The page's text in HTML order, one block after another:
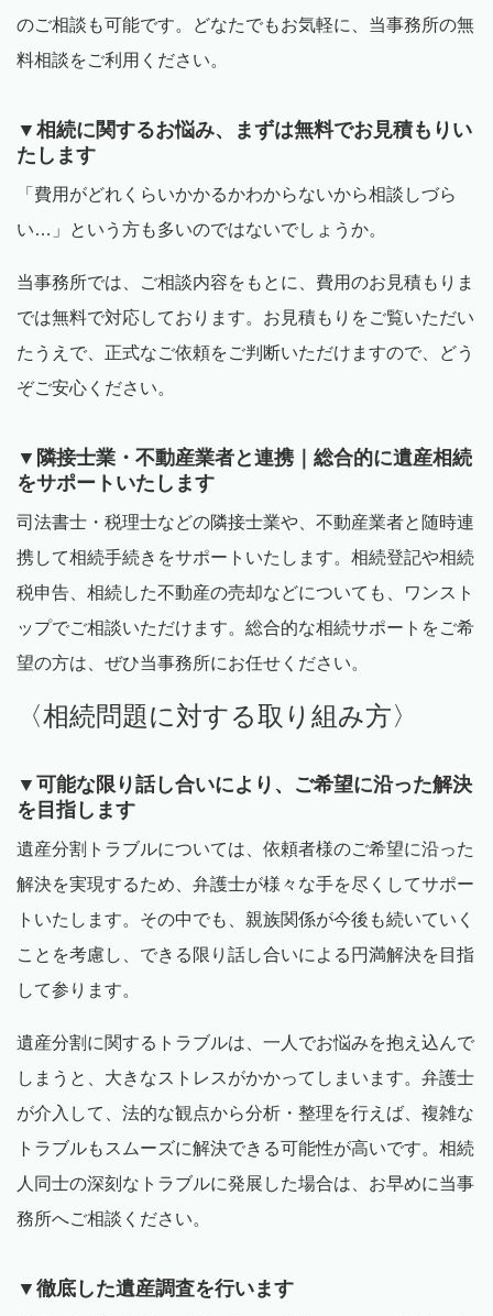
のご相談も可能です。どなたでもお気軽に、当事務所の無
料相談をご利用ください。
▼相続に関するお悩み、まずは無料でお見積もりい
たします
「費用がどれくらいかかるかわからないから相談しづら
い…」という方も多いのではないでしょうか。
当事務所では、ご相談内容をもとに、費用のお見積もりま
では無料で対応しております。お見積もりをご覧いただい
たうえで、正式なご依頼をご判断いただけますので、どう
ぞご安心ください。
▼隣接士業・不動産業者と連携｜総合的に遺産相続
をサポートいたします
司法書士・税理士などの隣接士業や、不動産業者と随時連
携して相続手続きをサポートいたします。相続登記や相続
税申告、相続した不動産の売却などについても、ワンスト
ップでご相談いただけます。総合的な相続サポートをご希
望の方は、ぜひ当事務所にお任せください。
〈相続問題に対する取り組み方〉
▼可能な限り話し合いにより、ご希望に沿った解決
を目指します
遺産分割トラブルについては、依頼者様のご希望に沿った
解決を実現するため、弁護士が様々な手を尽くしてサポー
トいたします。その中でも、親族関係が今後も続いていく
ことを考慮し、できる限り話し合いによる円満解決を目指
して参ります。
遺産分割に関するトラブルは、一人でお悩みを抱え込んで
しまうと、大きなストレスがかかってしまいます。弁護士
が介入して、法的な観点から分析・整理を行えば、複雑な
トラブルもスムーズに解決できる可能性が高いです。相続
人同士の深刻なトラブルに発展した場合は、お早めに当事
務所へご相談ください。
▼徹底した遺産調査を行います